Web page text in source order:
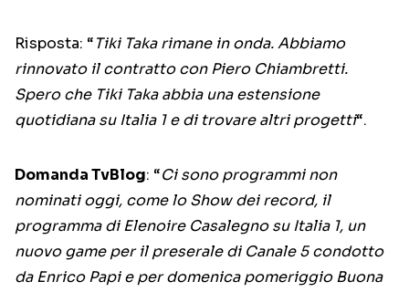
Risposta: “Tiki Taka rimane in onda. Abbiamo
rinnovato il contratto con Piero Chiambretti.
Spero che Tiki Taka abbia una estensione
quotidiana su Italia 1 e di trovare altri progetti“.
Domanda TvBlog: “Ci sono programmi non
nominati oggi, come lo Show dei record, il
programma di Elenoire Casalegno su Italia 1, un
nuovo game per il preserale di Canale 5 condotto
da Enrico Papi e per domenica pomeriggio Buona